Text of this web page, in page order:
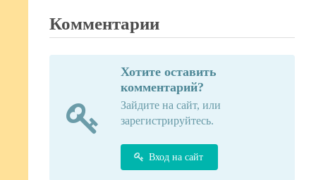
Комментарии
Хотите оставить
комментарий?
Зайдите на сайт, или
зарегистрируйтесь.
Вход на сайт